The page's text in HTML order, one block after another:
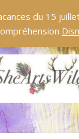
du 15